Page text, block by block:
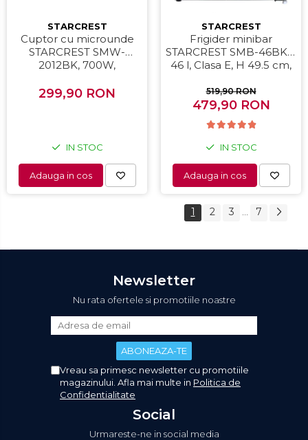
STARCREST
Cuptor cu microunde
STARCREST SMW-
2012BK, 700W,
mecanic, 6 Trepte de
putere, Negru
299,90 RON
IN STOC
Adauga in cos
STARCREST
Frigider minibar
STARCREST SMB-46BKE,
46 l, Clasa E, H 49.5 cm,
519,90 RON
479,90 RON
IN STOC
Adauga in cos
1 2 3 7
Newsletter
Nu rata ofertele si promotiile noastre
Vreau sa primesc newsletter cu promotiile
magazinului. Afla mai multe in Politica de
Confidentialitate
Social
Urmareste-ne in social media